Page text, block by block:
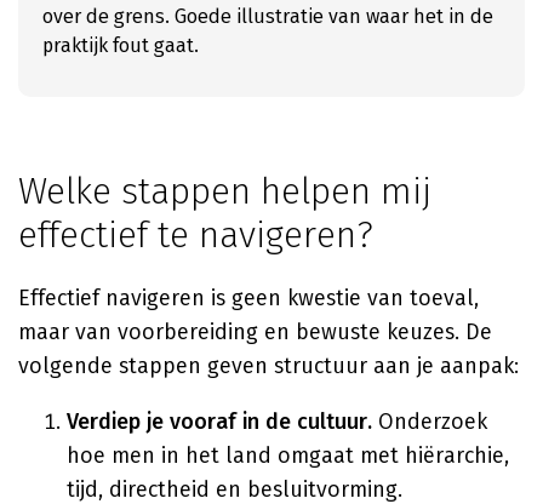
over de grens. Goede illustratie van waar het in de
praktijk fout gaat.
Welke stappen helpen mij
effectief te navigeren?
Effectief navigeren is geen kwestie van toeval,
maar van voorbereiding en bewuste keuzes. De
volgende stappen geven structuur aan je aanpak:
Verdiep je vooraf in de cultuur. Onderzoek
hoe men in het land omgaat met hiërarchie,
tijd, directheid en besluitvorming.